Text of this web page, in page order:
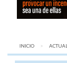
INICIO